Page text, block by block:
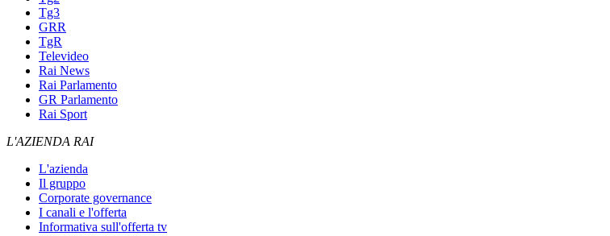
Tg3
GRR
TgR
Televideo
Rai News
Rai Parlamento
GR Parlamento
Rai Sport
L'AZIENDA RAI
L'azienda
Il gruppo
Corporate governance
I canali e l'offerta
Informativa sull'offerta tv